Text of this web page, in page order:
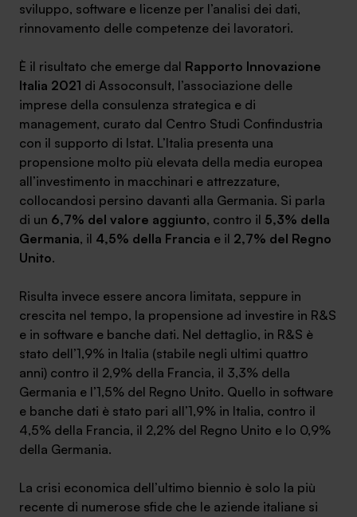
+030.3540104
info@safinance.it
SA Finance Mediazione Creditizia Srl, società di mediazione creditizia iscritta
all'Oam n.M336
sviluppo, software e licenze per l’analisi dei dati,
rinnovamento delle competenze dei lavoratori.
È il risultato che emerge dal Rapporto Innovazione
Italia 2021 di Assoconsult, l’associazione delle
imprese della consulenza strategica e di
management, curato dal Centro Studi Confindustria
con il supporto di Istat. L’Italia presenta una
propensione molto più elevata della media europea
all’investimento in macchinari e attrezzature,
collocandosi persino davanti alla Germania. Si parla
di un 6,7% del valore aggiunto, contro il 5,3% della
Germania, il 4,5% della Francia e il 2,7% del Regno
Unito.
Risulta invece essere ancora limitata, seppure in
crescita nel tempo, la propensione ad investire in R&S
e in software e banche dati. Nel dettaglio, in R&S è
stato dell’1,9% in Italia (stabile negli ultimi quattro
anni) contro il 2,9% della Francia, il 3,3% della
Germania e l’1,5% del Regno Unito. Quello in software
e banche dati è stato pari all’1,9% in Italia, contro il
4,5% della Francia, il 2,2% del Regno Unito e lo 0,9%
della Germania.
La crisi economica dell’ultimo biennio è solo la più
recente di numerose sfide che le aziende italiane si